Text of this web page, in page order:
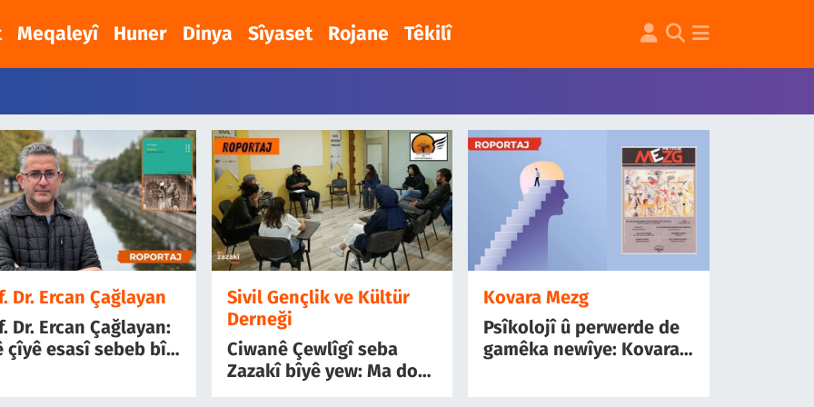
Meqaleyî Huner Dinya Sîyaset Rojane Têkilî
Dr. Ercan Çağlayan
Dr. Ercan Çağlayan:
çîyê esasî sebeb bî
Sivil Gençlik ve Kültür
Derneği
Ciwanê Çewlîgî seba
Zazakî bîyê yew: Ma do
Kovara Mezg
Psîkolojî û perwerde de
gamêka newîye: Kovara